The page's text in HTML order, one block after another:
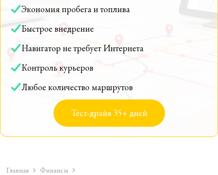
Экономия пробега и топлива
Быстрое внедрение
Навигатор не требует Интернета
Контроль курьеров
Любое количество маршрутов
Тест-драйв 35+ дней
Главная Финансы